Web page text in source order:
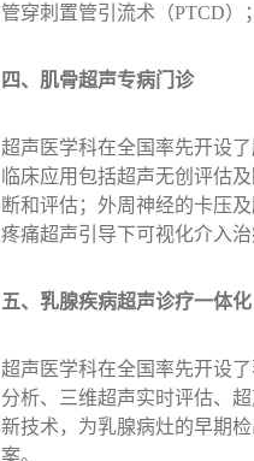
管穿刺置管引流术（PTCD）
四、肌骨超声专病门诊
超声医学科在全国率先开设
临床应用包括超声无创评估
断和评估；外周神经的卡压
疼痛超声引导下可视化介入治
五、乳腺疾病超声诊疗一体化
超声医学科在全国率先开设
分析、三维超声实时评估、
新技术，为乳腺病灶的早期
案。